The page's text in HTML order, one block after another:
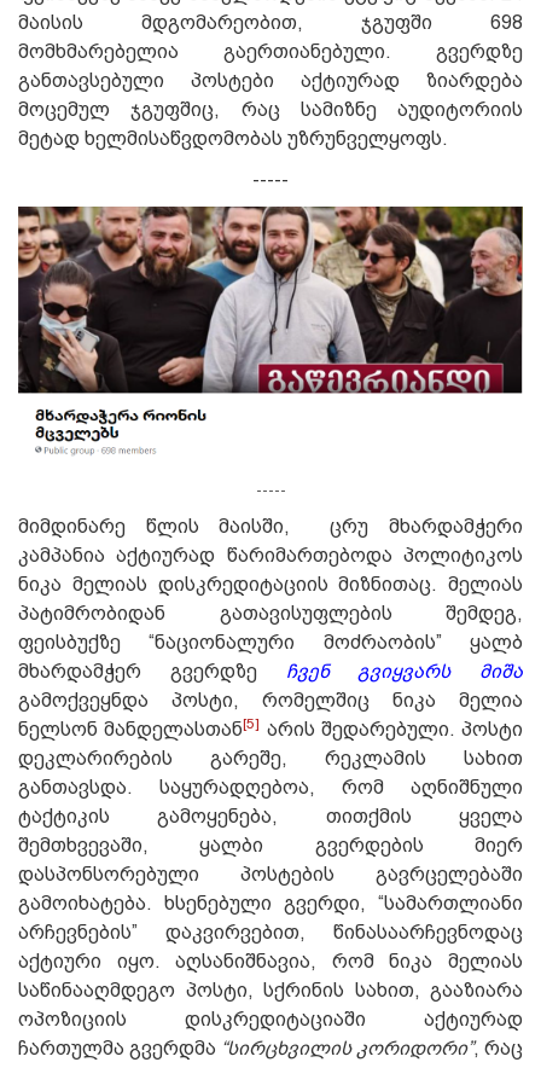
მაისის მდგომარეობით, ჯგუფში 698
მომხმარებელია გაერთიანებული. გვერდზე
განთავსებული პოსტები აქტიურად ზიარდება
მოცემულ ჯგუფშიც, რაც სამიზნე აუდიტორიის
მეტად ხელმისაწვდომობას უზრუნველყოფს.
-----
-----
მიმდინარე წლის მაისში,
ცრუ მხარდამჭერი
კამპანია აქტიურად წარიმართებოდა პოლიტიკოს
ნიკა მელიას დისკრედიტაციის მიზნითაც. მელიას
პატიმრობიდან გათავისუფლების შემდეგ,
ფეისბუქზე “ნაციონალური მოძრაობის” ყალბ
მხარდამჭერ გვერდზე ჩვენ გვიყვარს მიშა
გამოქვეყნდა პოსტი, რომელშიც ნიკა მელია
ნელსონ მანდელასთან[5] არის შედარებული. პოსტი
დეკლარირების გარეშე, რეკლამის სახით
განთავსდა. საყურადღებოა, რომ აღნიშნული
ტაქტიკის გამოყენება, თითქმის ყველა
შემთხვევაში, ყალბი გვერდების მიერ
დასპონსორებული პოსტების გავრცელებაში
გამოიხატება. ხსენებული გვერდი, “სამართლიანი
არჩევნების” დაკვირვებით, წინასაარჩევნოდაც
აქტიური იყო. აღსანიშნავია, რომ ნიკა მელიას
საწინააღმდეგო პოსტი, სქრინის სახით, გააზიარა
ოპოზიციის დისკრედიტაციაში აქტიურად
ჩართულმა გვერდმა “სირცხვილის კორიდორი”, რაც